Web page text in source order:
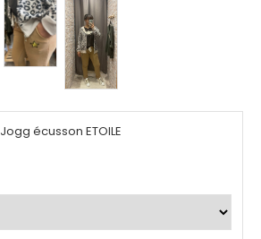
Jogg écusson ETOILE